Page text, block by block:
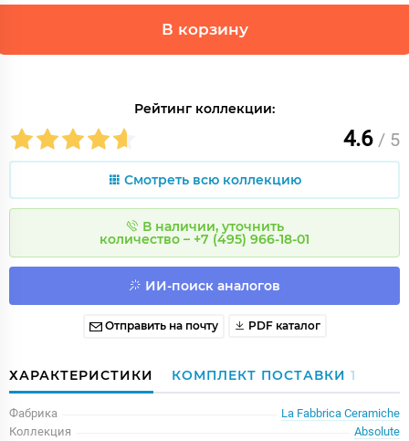
В корзину
Рейтинг коллекции:
4.6 / 5
Смотреть всю коллекцию
В наличии, уточнить
количество – +7 (495) 966-18-01
ИИ-поиск аналогов
Отправить на почту PDF каталог
ХАРАКТЕРИСТИКИ КОМПЛЕКТ ПОСТАВКИ 1
Фабрика
La Fabbrica Ceramiche
Коллекция
Absolute